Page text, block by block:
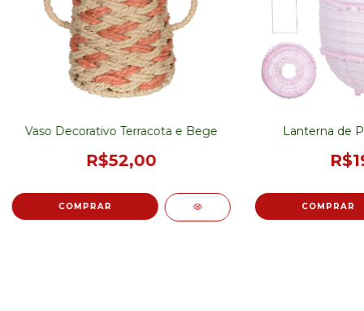
Vaso Decorativo Terracota e Bege
R$52,00
Lanterna de